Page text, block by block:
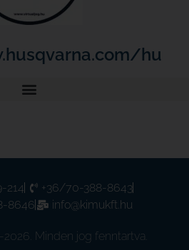
hu
Minden jog fenntartva.
214
+36/70-388-8643
8646
info@kimukft.hu